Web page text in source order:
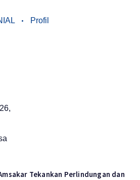
Profil
Tekankan Perlindungan dan